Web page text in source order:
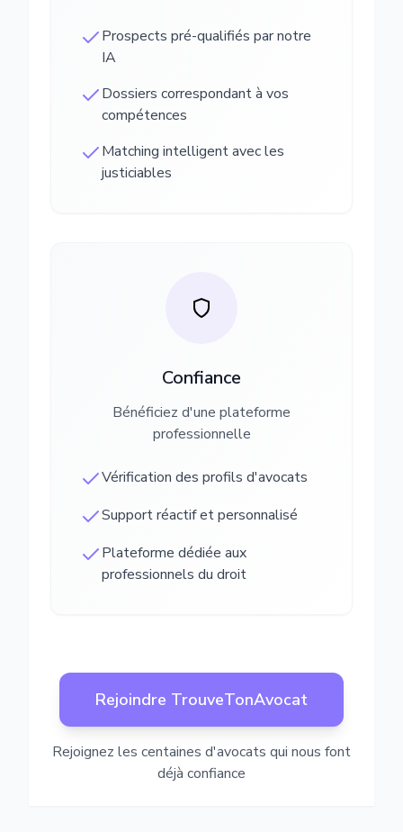
Prospects pré-qualifiés par notre
IA
Dossiers correspondant à vos
compétences
Matching intelligent avec les
justiciables
Confiance
Bénéficiez d'une plateforme
professionnelle
Vérification des profils d'avocats
Support réactif et personnalisé
Plateforme dédiée aux
professionnels du droit
Rejoindre TrouveTonAvocat
Rejoignez les centaines d'avocats qui nous font
déjà confiance